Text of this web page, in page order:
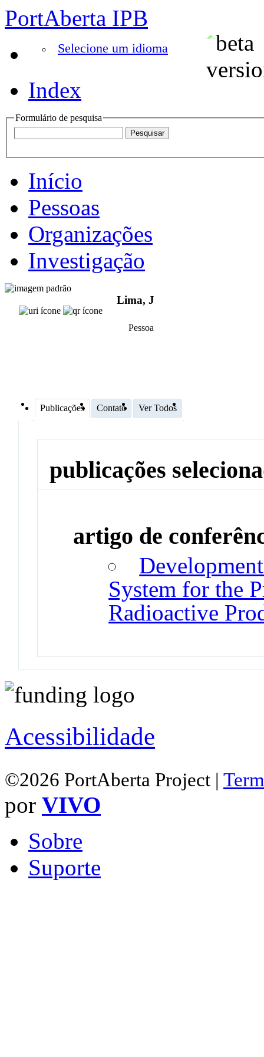
PortAberta IPB
Selecione um idioma
Index
Formulário de pesquisa
Início
Pessoas
Organizações
Investigação
Lima, J
Pessoa
Publicações Contato Ver Todos
publicações
artigo de
System for the
Radioactive
Acessibilidade
©2026 PortAberta Project |
por VIVO
Sobre
Suporte